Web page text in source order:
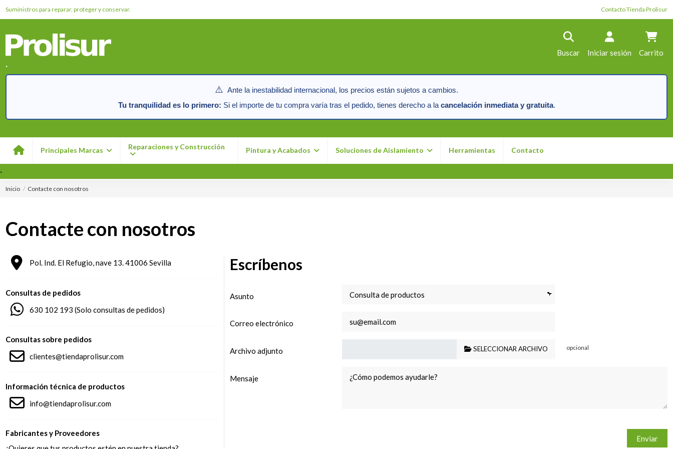
Suministros para reparar, proteger y conservar. Contacto Tienda Prolisur
Buscar Iniciar sesión Carrito
.
⚠️ Ante la inestabilidad internacional, los precios están sujetos a cambios.
Tu tranquilidad es lo primero: Si el importe de tu compra varía tras el pedido, tienes derecho a la cancelación inmediata y gratuita.
Principales Marcas Reparaciones y Construcción Pintura y Acabados Soluciones de Aislamiento Herramientas Contacto
.
Inicio Contacte con nosotros
Contacte con nosotros
Pol. Ind. El Refugio, nave 13. 41006 Sevilla
Consultas de pedidos
630 102 193 (Solo consultas de pedidos)
Consultas sobre pedidos
clientes@tiendaprolisur.com
Información técnica de productos
info@tiendaprolisur.com
Fabricantes y Proveedores
Escríbenos
Asunto
Correo electrónico
Archivo adjunto SELECCIONAR ARCHIVO opcional
Mensaje